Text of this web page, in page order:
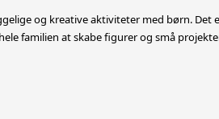
og kreative aktiviteter med børn. Det
familien at skabe figurer og små